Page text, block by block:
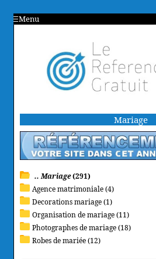
Menu
Mariage
.. Mariage(291)
Agence matrimoniale (4)
Decorations mariage (1)
Organisation de mariage (11)
Photographes de mariage (18)
Robes de mariée (12)